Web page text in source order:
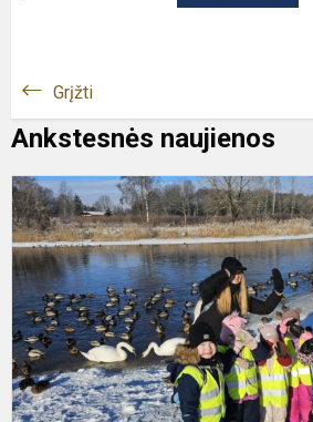
Grįžti
Ankstesnės naujienos